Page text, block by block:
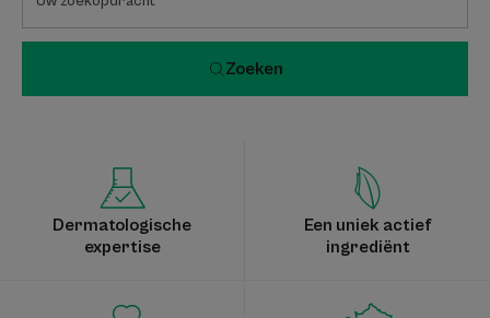
Zoeken
Dermatologische
expertise
Een uniek actief
ingrediënt